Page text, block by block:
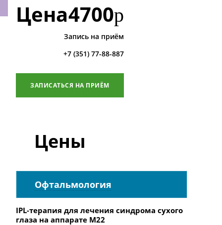
Цена4700р
Запись на приём
+7 (351) 77-88-887
ЗАПИСАТЬСЯ НА ПРИЁМ
Цены
Офтальмология
IPL-терапия для лечения cиндрома сухого
глаза на аппарате М22